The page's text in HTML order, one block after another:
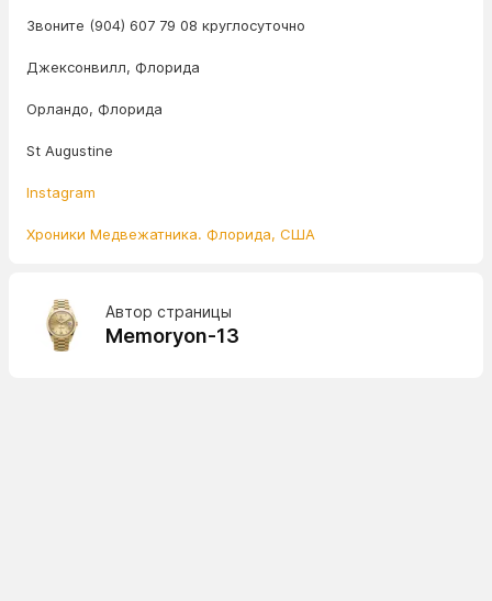
Звоните (904) 607 79 08 круглосуточно
Джексонвилл, Флорида
Орландо, Флорида
St Augustine
Instagram
Хроники Медвежатника. Флорида, США
Автор страницы
Memoryon-13